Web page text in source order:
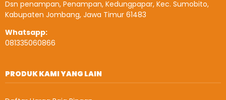
Dsn penampan, Penampan, Kedungpapar, Kec. Sumobito,
Kabupaten Jombang, Jawa Timur 61483
Whatsapp:
081335060866
PRODUK KAMI YANG LAIN